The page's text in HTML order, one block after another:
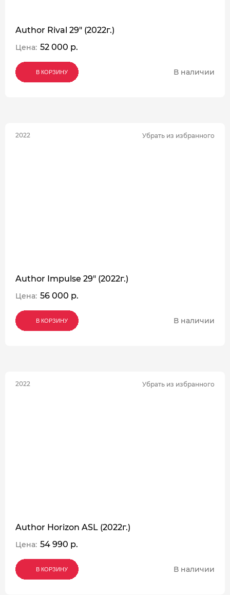
Author Rival 29" (2022г.)
Цена: 52 000 р.
В КОРЗИНУ
В КОРЗИНУ
В КОРЗИНУ В наличии
2022 Убрать из избранного
Author Impulse 29" (2022г.)
Цена: 56 000 р.
В КОРЗИНУ
В КОРЗИНУ
В КОРЗИНУ В наличии
2022 Убрать из избранного
Author Horizon ASL (2022г.)
Цена: 54 990 р.
В КОРЗИНУ
В КОРЗИНУ
В КОРЗИНУ В наличии